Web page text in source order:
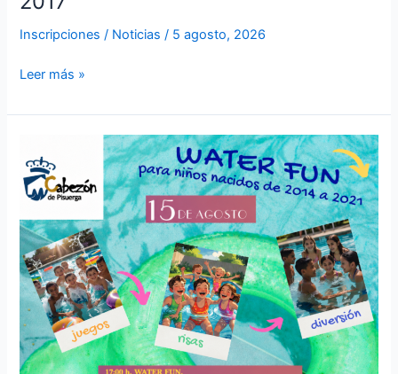
Inscripciones / Noticias/ 5 agosto, 2026
Leer más »
Fun,
inscripciones